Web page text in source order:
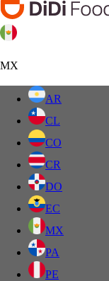
MX
AR
CL
CO
CR
DO
EC
MX
PA
PE